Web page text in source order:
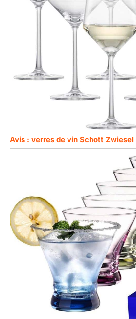
Avis : verres de vin Schott Zwiesel